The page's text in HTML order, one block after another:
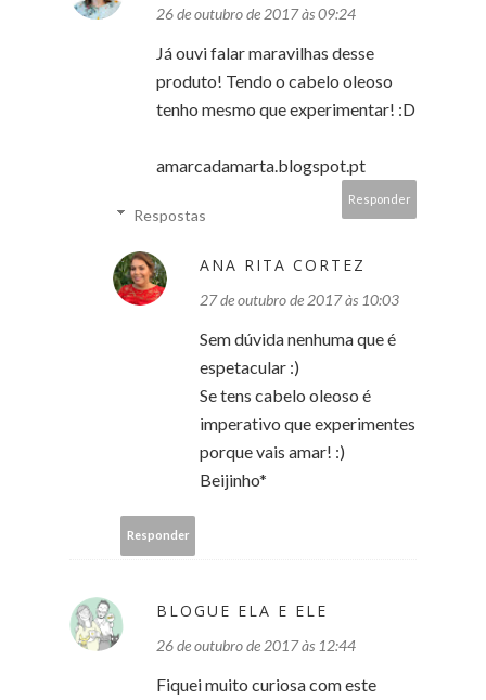
26 de outubro de 2017 às 09:24
Já ouvi falar maravilhas desse
produto! Tendo o cabelo oleoso
tenho mesmo que experimentar! :D
amarcadamarta.blogspot.pt
Responder
Respostas
ANA RITA CORTEZ
27 de outubro de 2017 às 10:03
Sem dúvida nenhuma que é
espetacular :)
Se tens cabelo oleoso é
imperativo que experimentes
porque vais amar! :)
Beijinho*
Responder
BLOGUE ELA E ELE
26 de outubro de 2017 às 12:44
Fiquei muito curiosa com este